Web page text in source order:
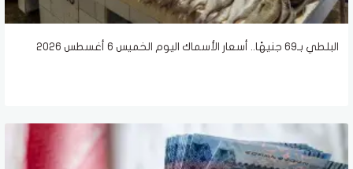
البلطي بـ69 جنيهًا.. أسعار الأسماك اليوم الخميس 6 أغسطس 2026